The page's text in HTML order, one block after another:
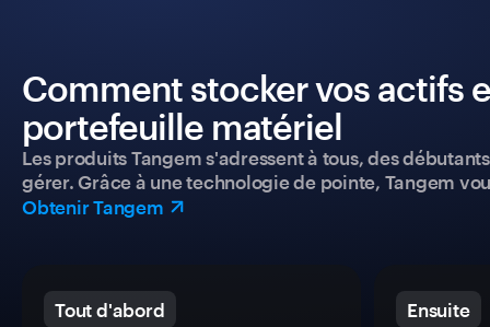
Comment stocker vos actifs
portefeuille matériel
Les produits Tangem s'adressent à tous, des
gérer. Grâce à une technologie de pointe, Tangem
Obtenir Tangem
Tout d'abord Ensuite